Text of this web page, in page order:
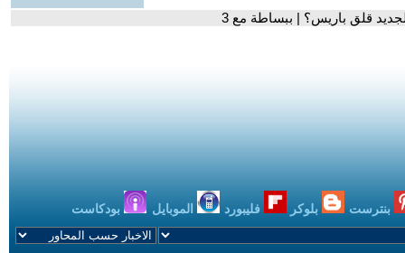
قلق باريس؟ | ببساطة مع 3
بنترست بلوكر فليبورد الموبايل بودكاست